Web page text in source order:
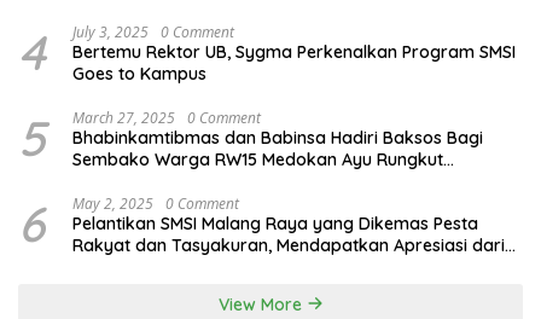
4 July 3, 2025 0 Comment
Bertemu Rektor UB, Sygma Perkenalkan Program SMSI
Goes to Kampus
5 March 27, 2025 0 Comment
Bhabinkamtibmas dan Babinsa Hadiri Baksos Bagi
Sembako Warga RW15 Medokan Ayu Rungkut
6 May 2, 2025 0 Comment
Pelantikan SMSI Malang Raya yang Dikemas Pesta
Rakyat dan Tasyakuran, Mendapatkan Apresiasi dari
View More